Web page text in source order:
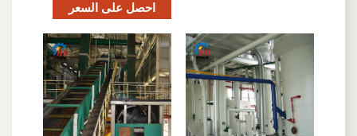
احصل على السعر